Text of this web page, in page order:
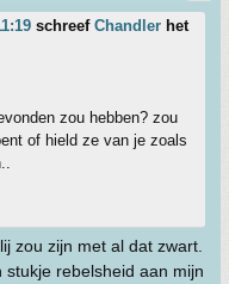
schreef Chandler het
zou hebben? zou
of hield ze van je zoals
zou zijn met al dat zwart.
rebelsheid aan mijn